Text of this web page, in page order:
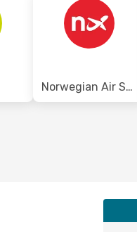
Norwegian Air Sweden